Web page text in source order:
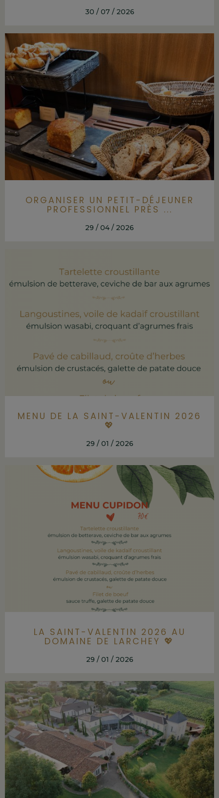
30 / 07 / 2026
ORGANISER UN PETIT-DÉJEUNER
PROFESSIONNEL PRÈS ...
29 / 04 / 2026
MENU DE LA SAINT-VALENTIN 2026
💖
29 / 01 / 2026
LA SAINT-VALENTIN 2026 AU
DOMAINE DE LARCHEY 💖
29 / 01 / 2026